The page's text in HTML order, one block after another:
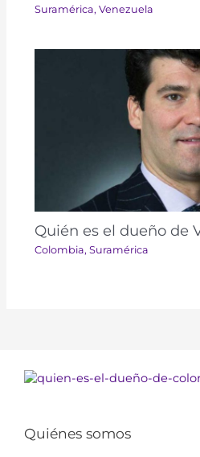
Suramérica​​, Venezuela
Quién es el dueño de
Colombia, Suramérica​​
Quiénes somos